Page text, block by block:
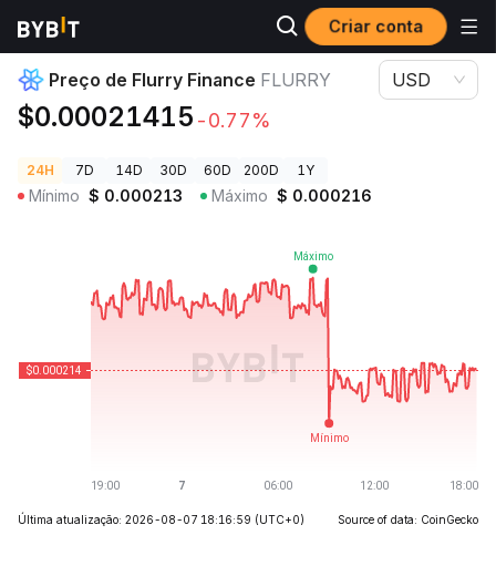
Criar conta
Preços de Criptomoedas Preço de Flurry Finance FLURRY
Preço de Flurry Finance FLURRY
$0.00021415 -0.77%
USD
24H 7D 14D 30D 60D 200D 1Y
Mínimo $ 0.000213 Máximo $ 0.000216
Última atualização: 2026-08-07 18:16:59 (UTC+0) Source of data: CoinGecko